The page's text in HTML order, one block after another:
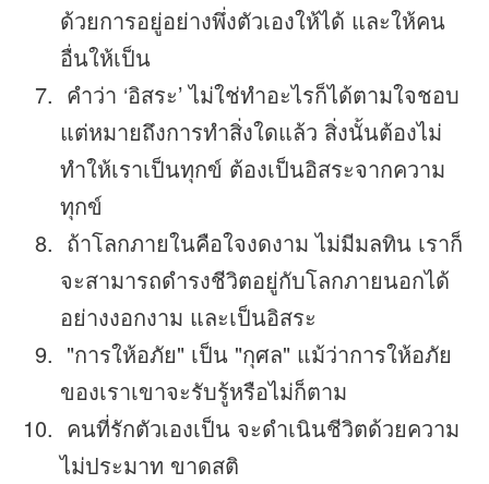
ด้วยการอยู่อย่างพึ่งตัวเองให้ได้ และให้คน
อื่นให้เป็น
คำว่า ‘อิสระ’ ไม่ใช่ทำอะไรก็ได้ตามใจชอบ
แต่หมายถึงการทำสิ่งใดแล้ว สิ่งนั้นต้องไม่
ทำให้เราเป็นทุกข์ ต้องเป็นอิสระจากความ
ทุกข์
ถ้าโลกภายในคือใจงดงาม ไม่มีมลทิน เราก็
จะสามารถดำรงชีวิตอยู่กับโลกภายนอกได้
อย่างงอกงาม และเป็นอิสระ
"การให้อภัย" เป็น "กุศล" แม้ว่าการให้อภัย
ของเราเขาจะรับรู้หรือไม่ก็ตาม
คนที่รักตัวเองเป็น จะดำเนินชีวิตด้วยความ
ไม่ประมาท ขาดสติ